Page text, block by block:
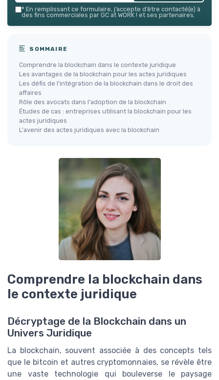
* En remplissant ce formulaire, j’accepte d’être contacté(e) à
des fins commerciales par GC at WORK ! et ses partenaires.
SOMMAIRE
Comprendre la blockchain dans le contexte juridique
Les avantages de la blockchain pour les actes juridiques
Les défis de l'intégration de la blockchain dans le droit des
affaires
Rôle des avocats dans l'adoption de la blockchain
Études de cas : entreprises utilisant la blockchain pour les
actes juridiques
L'avenir des actes juridiques avec la blockchain
Comprendre la blockchain dans
le contexte juridique
Décryptage de la Blockchain dans un
Univers Juridique
La blockchain, souvent associée à des concepts tels
que le bitcoin et autres cryptomonnaies, se révèle être
une vaste technologie qui bouleverse le paysage